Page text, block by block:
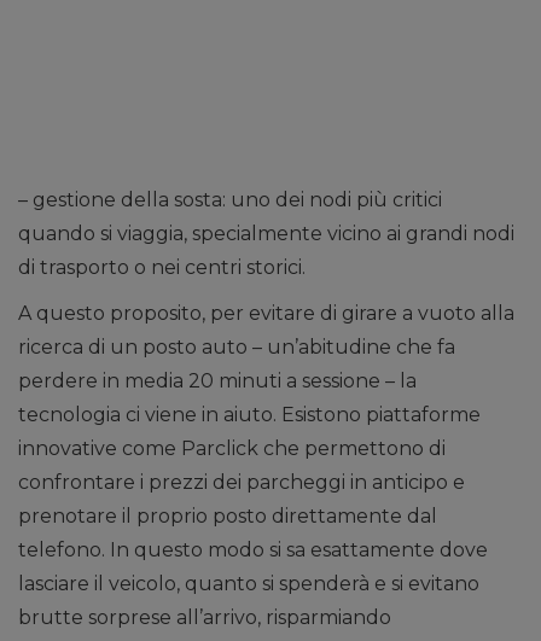
– gestione della sosta: uno dei nodi più critici
quando si viaggia, specialmente vicino ai grandi nodi
di trasporto o nei centri storici.
A questo proposito, per evitare di girare a vuoto alla
ricerca di un posto auto – un’abitudine che fa
perdere in media 20 minuti a sessione – la
tecnologia ci viene in aiuto. Esistono piattaforme
innovative come Parclick che permettono di
confrontare i prezzi dei parcheggi in anticipo e
prenotare il proprio posto direttamente dal
telefono. In questo modo si sa esattamente dove
lasciare il veicolo, quanto si spenderà e si evitano
brutte sorprese all’arrivo, risparmiando